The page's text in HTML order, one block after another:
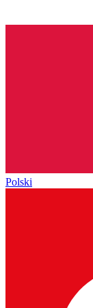
Polski